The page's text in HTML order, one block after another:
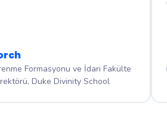
Formasyonu ve İdari Fakülte
Duke Divinity School